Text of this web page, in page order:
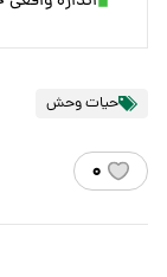
حیات وحش
۰